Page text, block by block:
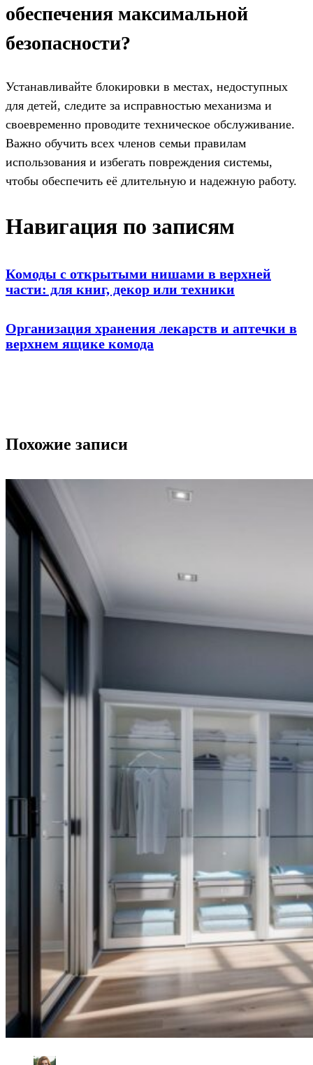
обеспечения максимальной
безопасности?
Устанавливайте блокировки в местах, недоступных
для детей, следите за исправностью механизма и
своевременно проводите техническое обслуживание.
Важно обучить всех членов семьи правилам
использования и избегать повреждения системы,
чтобы обеспечить её длительную и надежную работу.
Навигация по записям
Комоды с открытыми нишами в верхней
части: для книг, декор или техники
Организация хранения лекарств и аптечки в
верхнем ящике комода
Похожие записи